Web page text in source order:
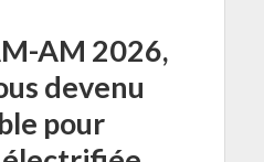
AM 2026,
devenu
pour